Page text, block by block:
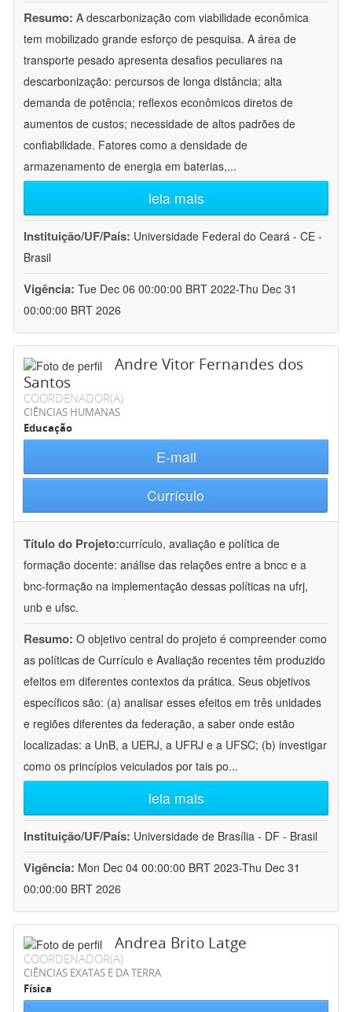
Resumo: A descarbonização com viabilidade econômica
tem mobilizado grande esforço de pesquisa. A área de
transporte pesado apresenta desafios peculiares na
descarbonização: percursos de longa distância; alta
demanda de potência; reflexos econômicos diretos de
aumentos de custos; necessidade de altos padrões de
confiabilidade. Fatores como a densidade de
armazenamento de energia em baterias,...
leia mais
Instituição/UF/País: Universidade Federal do Ceará - CE -
Brasil
Vigência: Tue Dec 06 00:00:00 BRT 2022-Thu Dec 31
00:00:00 BRT 2026
Andre Vitor Fernandes dos
Santos
COORDENADOR(A)
CIÊNCIAS HUMANAS
Educação
E-mail
Currículo
Título do Projeto:currículo, avaliação e política de
formação docente: análise das relações entre a bncc e a
bnc-formação na implementação dessas políticas na ufrj,
unb e ufsc.
Resumo: O objetivo central do projeto é compreender como
as políticas de Currículo e Avaliação recentes têm produzido
efeitos em diferentes contextos da prática. Seus objetivos
específicos são: (a) analisar esses efeitos em três unidades
e regiões diferentes da federação, a saber onde estão
localizadas: a UnB, a UERJ, a UFRJ e a UFSC; (b) investigar
como os princípios veiculados por tais po...
leia mais
Instituição/UF/País: Universidade de Brasília - DF - Brasil
Vigência: Mon Dec 04 00:00:00 BRT 2023-Thu Dec 31
00:00:00 BRT 2026
Andrea Brito Latge
COORDENADOR(A)
CIÊNCIAS EXATAS E DA TERRA
Física